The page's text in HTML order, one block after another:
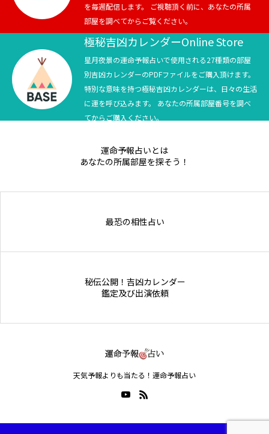
競馬
テニス四大大会・五輪
テニス四大大会・五輪
を毎週配信します。 ご視聴頂く前に、あなたの所属
部屋を調べてからご覧ください。
極秘吉凶カレンダーOnline Store
星月夜景の運命予報占いで使用される27種類の部屋
別吉凶カレンダーのPDFファイルをご購入頂けます。
特別な意味を持つ極秘吉凶カレンダーは、日々の生活
に運を呼び込みます。 あなたの所属部屋番号を調べ
てからご購入ください。
運命予報占いとは
あなたの所属部屋を探そう！
最恐の相性占い
秘伝公開！吉凶カレンダー
鑑定及び出演依頼
天気予報よりも当たる！運命予報占い